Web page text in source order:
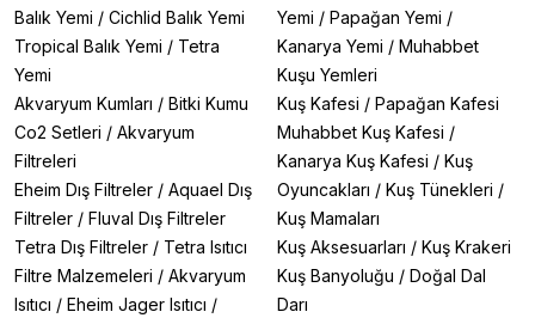
Balık Yemi / Cichlid Balık Yemi
Tropical Balık Yemi / Tetra
Yemi
Akvaryum Kumları / Bitki Kumu
Co2 Setleri / Akvaryum
Filtreleri
Eheim Dış Filtreler / Aquael Dış
Filtreler / Fluval Dış Filtreler
Tetra Dış Filtreler / Tetra Isıtıcı
Filtre Malzemeleri / Akvaryum
Isıtıcı / Eheim Jager Isıtıcı /
Yemi / Papağan Yemi /
Kanarya Yemi / Muhabbet
Kuşu Yemleri
Kuş Kafesi / Papağan Kafesi
Muhabbet Kuş Kafesi /
Kanarya Kuş Kafesi / Kuş
Oyuncakları / Kuş Tünekleri /
Kuş Mamaları
Kuş Aksesuarları / Kuş Krakeri
Kuş Banyoluğu / Doğal Dal
Darı